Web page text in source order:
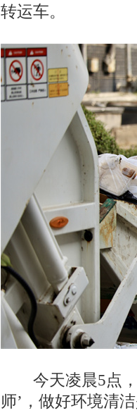
转运车。
今天凌晨5点，
师’，做好环境清